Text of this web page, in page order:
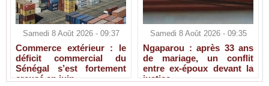
Samedi 8 Août 2026 - 09:37
Commerce extérieur : le
déficit commercial du
Sénégal s’est fortement
creusé en juin
Samedi 8 Août 2026 - 09:35
Ngaparou : après 33 ans
de mariage, un conflit
entre ex-époux devant la
justice